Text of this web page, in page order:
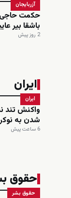
آزربایجان
حکمت
باشقا بیر
2 روز پیش
ایران
ایران
واکنش تند
شدن به
6 ساعت پیش
حقوق
حقوق بشر